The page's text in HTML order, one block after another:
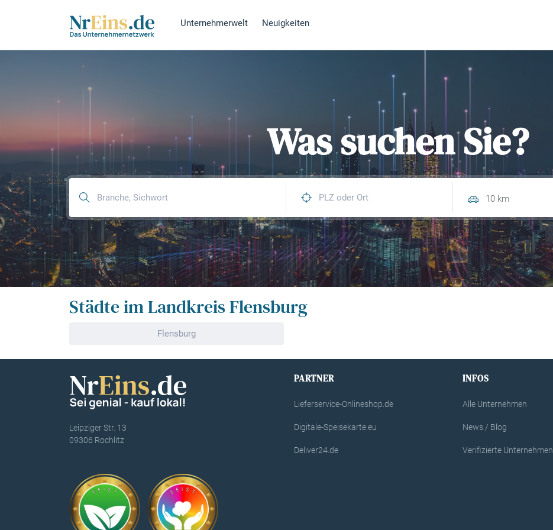
Unternehmerwelt Neuigkeiten
Was suchen Sie?
10 km
Städte im Landkreis Flensburg
Flensburg
Leipziger Str. 13
09306 Rochlitz
PARTNER
Lieferservice-Onlineshop.de
Digitale-Speisekarte.eu
Deliver24.de
INFOS
Alle Unternehmen
News / Blog
Verifizierte Unternehmen